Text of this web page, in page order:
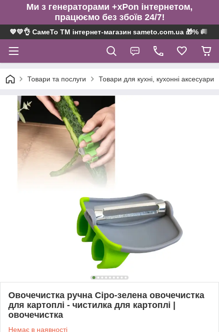
Ми з генераторами +xPon інтернетом,
працюємо без збоїв 24/7!
💙💛👌 СамеТо ТМ інтернет-магазин sameto.com.ua 🎁% 🚚 ⤵
Товари та послуги Товари для кухні, кухонні аксесуари
Овочечистка ручна Сіро-зелена овочечистка
для картоплі - чистилка для картоплі |
овочечистка
Немає в наявності